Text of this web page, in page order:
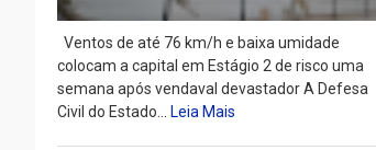
Ventos de até 76 km/h e baixa umidade
colocam a capital em Estágio 2 de risco uma
semana após vendaval devastador A Defesa
Civil do Estado...Leia Mais